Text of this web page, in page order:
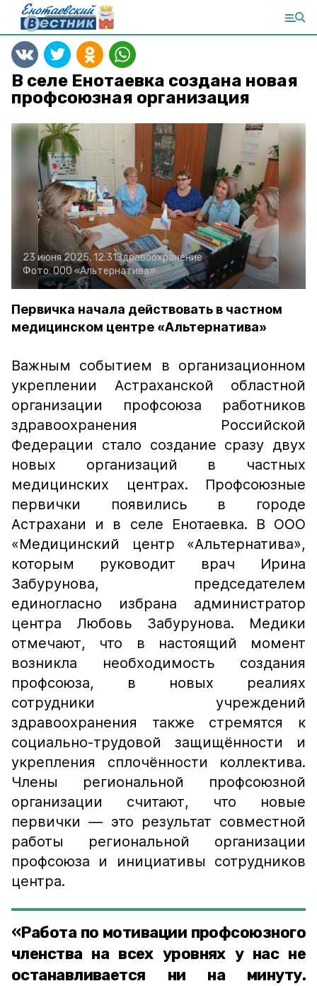
В селе Енотаевка создана новая
профсоюзная организация
23 июня 2025, 12:31Здравоохранение
Фото:ООО «Альтернатива»
Первичка начала действовать в частном
медицинском центре «Альтернатива»
Важным событием в организационном
укреплении Астраханской областной
организации профсоюза работников
здравоохранения Российской
Федерации стало создание сразу двух
новых организаций в частных
медицинских центрах. Профсоюзные
первички появились в городе
Астрахани и в селе Енотаевка. В ООО
«Медицинский центр «Альтернатива»,
которым руководит врач Ирина
Забурунова, председателем
единогласно избрана администратор
центра Любовь Забурунова. Медики
отмечают, что в настоящий момент
возникла необходимость создания
профсоюза, в новых реалиях
сотрудники учреждений
здравоохранения также стремятся к
социально-трудовой защищённости и
укрепления сплочённости коллектива.
Члены региональной профсоюзной
организации считают, что новые
первички — это результат совместной
работы региональной организации
профсоюза и инициативы сотрудников
центра.
«Работа по мотивации профсоюзного
членства на всех уровнях у нас не
останавливается ни на минуту.